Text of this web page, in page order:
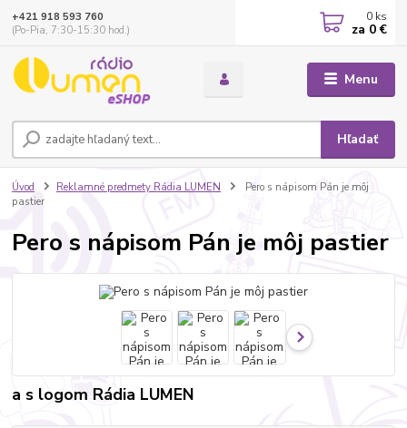
Menu
Hľadať
+421 918 593 760
(Po-Pia, 7:30-15:30 hod.)
0 ks
za 0 €
Úvod Reklamné predmety Rádia LUMEN
Pero s nápisom Pán je môj
pastier
Pero s nápisom Pán je môj pastier
a s logom Rádia LUMEN